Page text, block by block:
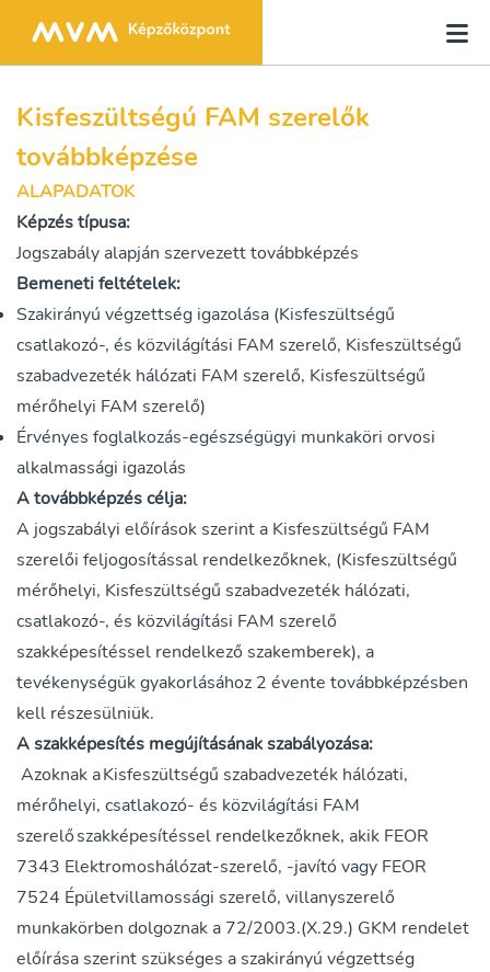
Kisfeszültségú FAM szerelők
továbbképzése
ALAPADATOK
Képzés típusa:
Jogszabály alapján szervezett továbbképzés
Bemeneti feltételek:
Szakirányú végzettség igazolása (Kisfeszültségű
csatlakozó-, és közvilágítási FAM szerelő, Kisfeszültségű
szabadvezeték hálózati FAM szerelő, Kisfeszültségű
mérőhelyi FAM szerelő)
Érvényes foglalkozás-egészségügyi munkaköri orvosi
alkalmassági igazolás
A továbbképzés célja:
A jogszabályi előírások szerint a Kisfeszültségű FAM
szerelői feljogosítással rendelkezőknek, (Kisfeszültségű
mérőhelyi, Kisfeszültségű szabadvezeték hálózati,
csatlakozó-, és közvilágítási FAM szerelő
szakképesítéssel rendelkező szakemberek), a
tevékenységük gyakorlásához 2 évente továbbképzésben
kell részesülniük.
A szakképesítés megújításának szabályozása:
Azoknak a Kisfeszültségű szabadvezeték hálózati,
mérőhelyi, csatlakozó- és közvilágítási FAM
szerelő szakképesítéssel rendelkezőknek, akik FEOR
7343 Elektromoshálózat-szerelő, -javító vagy FEOR
7524 Épületvillamossági szerelő, villanyszerelő
munkakörben dolgoznak a 72/2003.(X.29.) GKM rendelet
előírása szerint szükséges a szakirányú végzettség